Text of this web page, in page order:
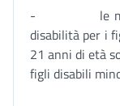
- le
disabilità per i
21 anni di età
figli disabili